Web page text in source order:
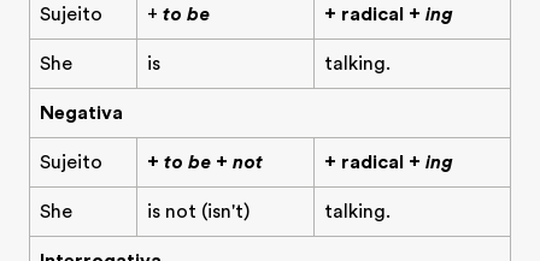
Sujeito + to be + radical + ing
She is talking.
Negativa
Sujeito + to be + not + radical + ing
She is not (isn't) talking.